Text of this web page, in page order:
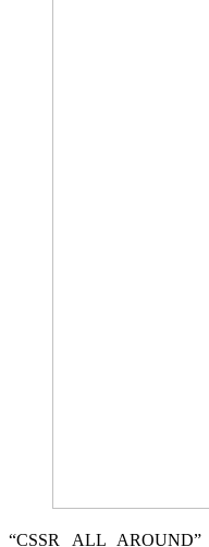
“CSSR ALL AROUND”